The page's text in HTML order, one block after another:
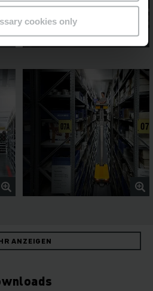
cookies only
ANZEIGEN